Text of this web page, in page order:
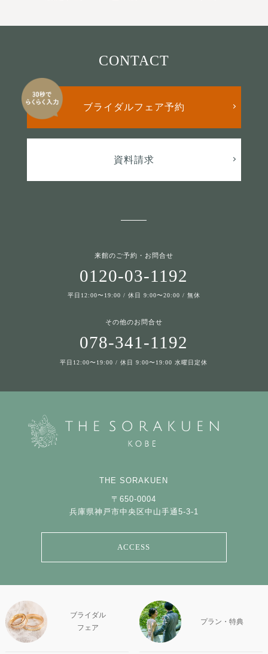
CONTACT
ブライダルフェア予約
資料請求
来館のご予約・お問合せ
0120-03-1192
平日12:00〜19:00 / 休日 9:00〜20:00 / 無休
その他のお問合せ
078-341-1192
平日12:00〜19:00 / 休日 9:00〜19:00 水曜日定休
THE SORAKUEN
〒650-0004
兵庫県神戸市中央区中山手通5-3-1
ACCESS
ブライダル
フェア
プラン・特典